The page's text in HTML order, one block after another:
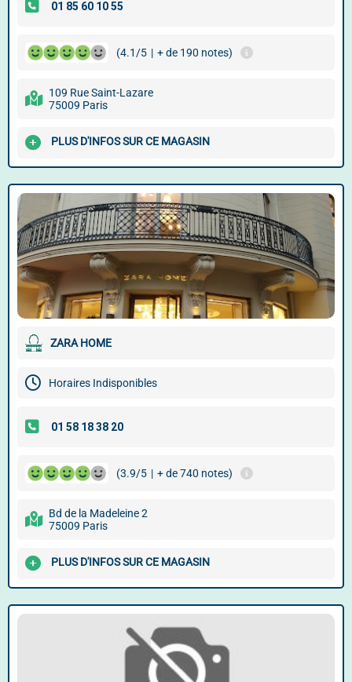
(4.1/5 | + de 190 notes)
109 Rue Saint-Lazare
75009 Paris
PLUS D'INFOS SUR CE MAGASIN
ZARA HOME
Horaires Indisponibles
(3.9/5 | + de 740 notes)
Bd de la Madeleine 2
75009 Paris
PLUS D'INFOS SUR CE MAGASIN